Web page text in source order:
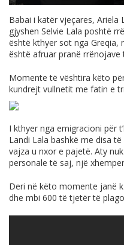
Babai i katër vjeçares, Ariela
gjyshen Selvie Lala poshtë
është kthyer sot nga Greqia,
është afruar pranë rrënojave
Momente të vështira këto
kundrejt vullnetit me fatin e
I kthyer nga emigracioni për
Landi Lala bashkë me disa
vajza u nxor e pajetë. Aty
personale të saj, një
Deri në këto momente janë
dhe mbi 600 të tjetër të